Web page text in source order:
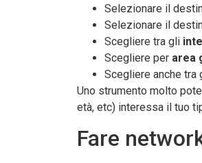
Selezionare il
Selezionare il
Scegliere tra gli
Scegliere per area
Scegliere anche tra
Uno strumento molto
età, etc) interessa il tuo
Fare